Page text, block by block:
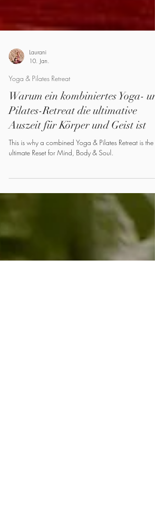
Laurani
10. Jan.
Yoga & Pilates Retreat
Warum ein kombiniertes Yoga-
Pilates-Retreat die ultimative
ultimate Reset for Mind, Body & Soul.